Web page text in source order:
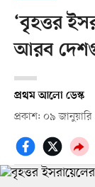
‘বৃহত্তর
আরব
প্রথম আলো ডেস্ক
প্রকাশ: ০৯